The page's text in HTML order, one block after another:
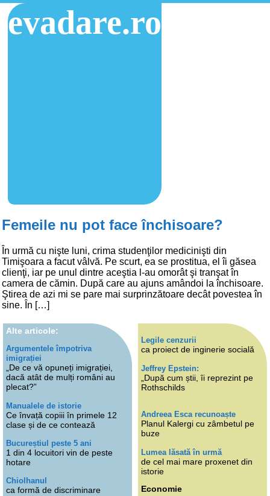
evadare.ro
Femeile nu pot face închisoare?
În urmă cu nişte luni, crima studenţilor medicinişti din
Timişoara a facut vâlvă. Pe scurt, ea se prostitua, el îi găsea
clienţi, iar pe unul dintre aceştia l-au omorât şi tranşat în
camera de cămin. După care au ajuns amândoi la închisoare.
Ştirea de azi mi se pare mai surprinzătoare decât povestea în
sine. În […]
Alte articole:
Argumentele împotriva
imigrației
„De ce vă opuneți imigrației,
dacă atât de mulți români au
plecat?”
Manualele de istorie
Ce învață copiii în primele 12
clase și de ce contează
Bucureștiul peste 5 ani
1 din 4 locuitori vin de peste
hotare
Chiolhanul
ca formă de discriminare
Legile cenzurii
ca proiect de inginerie socială
Jeffrey Epstein:
„După cum știi, îi reprezint pe
Rothschilds
Andreea Esca recunoaște
Planul Kalergi cu zâmbetul pe
buze
Lumea lăsată în urmă
de cel mai mare proxenet din
istorie
Economie